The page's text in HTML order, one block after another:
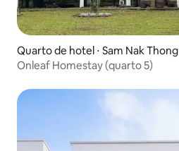
Quarto de hotel ⋅ Sam Nak Thong
Onleaf Homestay (quarto 5)